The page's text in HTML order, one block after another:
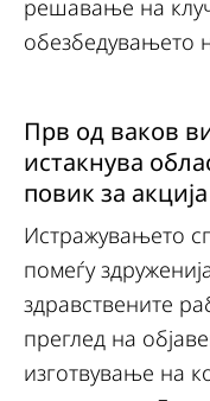
решавање на
обезбедувањето
Прв од ваков
истакнува
повик за акција
Истражувањето
помеѓу
здравствените
преглед на
изготвување на